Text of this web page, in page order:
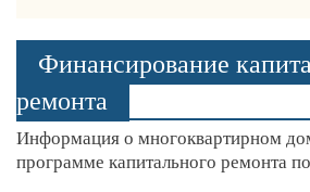
Финансирование
ремонта
Информация о многоквартирном
программе капитального ремонта